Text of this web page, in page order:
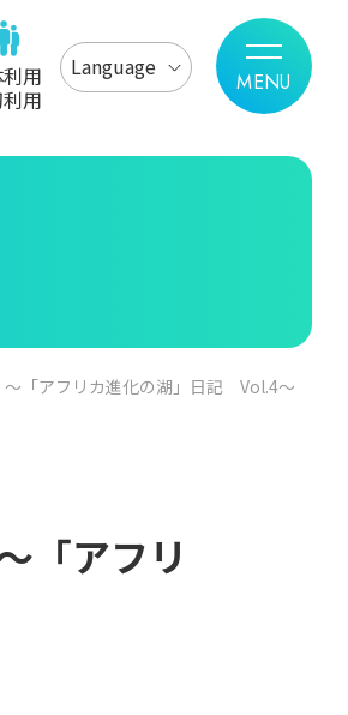
用
用
Language
「アフリカ進化の湖」日記 Vol.4～
「アフリ